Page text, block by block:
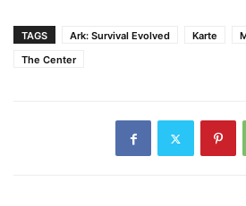
TAGS Ark: Survival Evolved Karte
The Center